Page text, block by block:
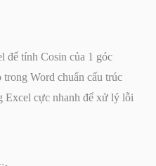
để tính Cosin của 1 góc
Word chuẩn cấu trúc
Excel cực nhanh để xử lý lỗi